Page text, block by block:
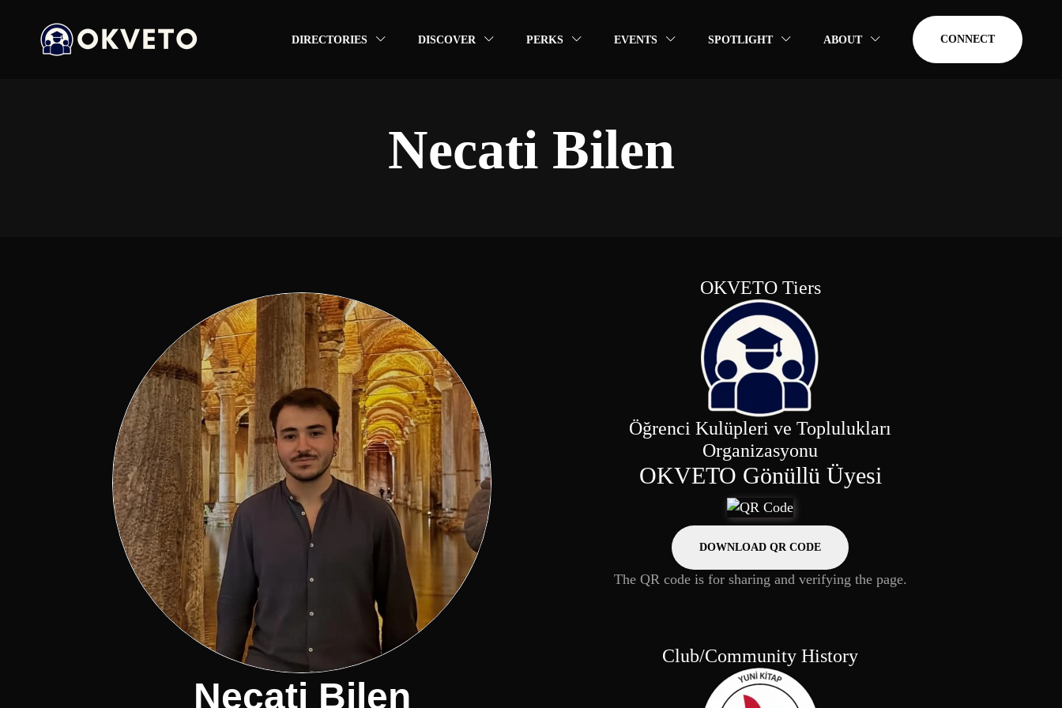
DIRECTORIES DISCOVER PERKS EVENTS SPOTLIGHT ABOUT CONNECT
Necati Bilen
Necati Bilen
OKVETO Tiers
Öğrenci Kulüpleri ve Toplulukları
Organizasyonu
OKVETO Gönüllü Üyesi
DOWNLOAD QR CODE
The QR code is for sharing and verifying the page.
Club/Community History